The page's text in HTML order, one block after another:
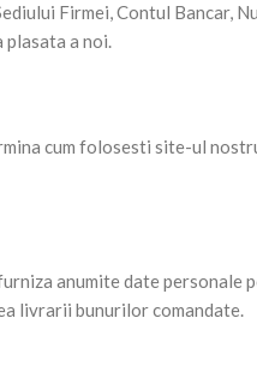
Firmei, Contul Bancar,
plasata a noi.
cum folosesti site-ul
anumite date personale
livrarii bunurilor comandate.